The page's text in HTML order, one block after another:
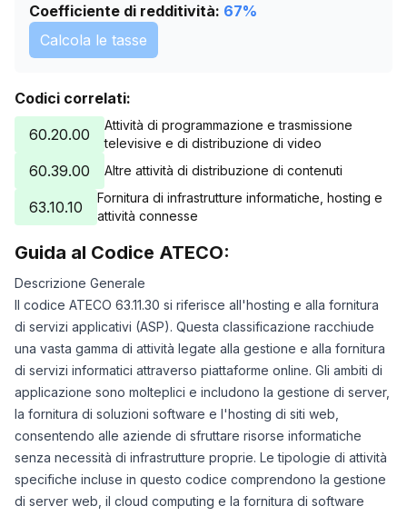
Coefficiente di redditività: 67%
Calcola le tasse
Codici correlati:
60.20.00
Attività di programmazione e trasmissione
televisive e di distribuzione di video
60.39.00 Altre attività di distribuzione di contenuti
63.10.10
Fornitura di infrastrutture informatiche, hosting e
attività connesse
Guida al Codice ATECO:
Descrizione Generale
Il codice ATECO 63.11.30 si riferisce all'hosting e alla fornitura
di servizi applicativi (ASP). Questa classificazione racchiude
una vasta gamma di attività legate alla gestione e alla fornitura
di servizi informatici attraverso piattaforme online. Gli ambiti di
applicazione sono molteplici e includono la gestione di server,
la fornitura di soluzioni software e l'hosting di siti web,
consentendo alle aziende di sfruttare risorse informatiche
senza necessità di infrastrutture proprie. Le tipologie di attività
specifiche incluse in questo codice comprendono la gestione
di server web, il cloud computing e la fornitura di software